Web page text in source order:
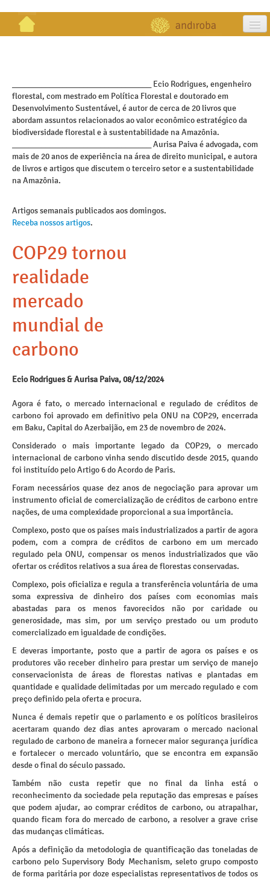
publicações
galeria
contato
_________________________________ Ecio Rodrigues, engenheiro
florestal, com mestrado em Política Florestal e doutorado em
Desenvolvimento Sustentável, é autor de cerca de 20 livros que
abordam assuntos relacionados ao valor econômico estratégico da
biodiversidade florestal e à sustentabilidade na Amazônia.
_________________________________ Aurisa Paiva é advogada, com
mais de 20 anos de experiência na área de direito municipal, e autora
de livros e artigos que discutem o terceiro setor e a sustentabilidade
na Amazônia.
Artigos semanais publicados aos domingos.
Receba nossos artigos.
COP29 tornou
realidade
mercado
mundial de
carbono
Ecio Rodrigues & Aurisa Paiva, 08/12/2024
Agora é fato, o mercado internacional e regulado de créditos de
carbono foi aprovado em definitivo pela ONU na COP29, encerrada
em Baku, Capital do Azerbaijão, em 23 de novembro de 2024.
Considerado o mais importante legado da COP29, o mercado
internacional de carbono vinha sendo discutido desde 2015, quando
foi instituído pelo Artigo 6 do Acordo de Paris.
Foram necessários quase dez anos de negociação para aprovar um
instrumento oficial de comercialização de créditos de carbono entre
nações, de uma complexidade proporcional a sua importância.
Complexo, posto que os países mais industrializados a partir de agora
podem, com a compra de créditos de carbono em um mercado
regulado pela ONU, compensar os menos industrializados que vão
ofertar os créditos relativos a sua área de florestas conservadas.
Complexo, pois oficializa e regula a transferência voluntária de uma
soma expressiva de dinheiro dos países com economias mais
abastadas para os menos favorecidos não por caridade ou
generosidade, mas sim, por um serviço prestado ou um produto
comercializado em igualdade de condições.
E deveras importante, posto que a partir de agora os países e os
produtores vão receber dinheiro para prestar um serviço de manejo
conservacionista de áreas de florestas nativas e plantadas em
quantidade e qualidade delimitadas por um mercado regulado e com
preço definido pela oferta e procura.
Nunca é demais repetir que o parlamento e os políticos brasileiros
acertaram quando dez dias antes aprovaram o mercado nacional
regulado de carbono de maneira a fornecer maior segurança jurídica
e fortalecer o mercado voluntário, que se encontra em expansão
desde o final do século passado.
Também não custa repetir que no final da linha está o
reconhecimento da sociedade pela reputação das empresas e países
que podem ajudar, ao comprar créditos de carbono, ou atrapalhar,
quando ficam fora do mercado de carbono, a resolver a grave crise
das mudanças climáticas.
Após a definição da metodologia de quantificação das toneladas de
carbono pelo Supervisory Body Mechanism, seleto grupo composto
de forma paritária por doze especialistas representativos de todos os